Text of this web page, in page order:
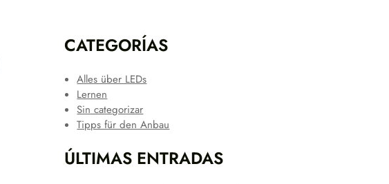
CATEGORÍAS
Alles über LEDs
Lernen
Sin categorizar
Tipps für den Anbau
ÚLTIMAS ENTRADAS